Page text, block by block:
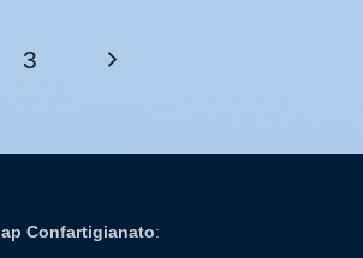
3
Confartigianato: